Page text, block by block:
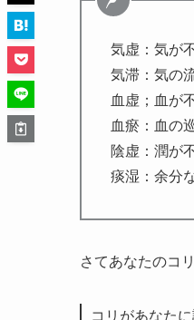
気虚：気が
気滞：気の
血虚；血が
血瘀：血の
陰虚：潤が
痰湿：余分
さてあなたのコ
コリがあなた